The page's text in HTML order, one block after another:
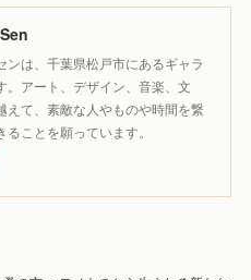
ンは、千葉県松戸市にあるギャラ
。アート、デザイン、音楽、文
て、素敵な人やものや時間を繋
ることを願っています。